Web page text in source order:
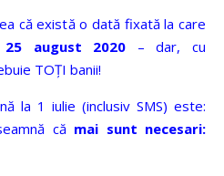
că există o dată fixată la care
25 august 2020 – dar, cu
TOȚI banii!
la 1 iulie (inclusiv SMS) este:
că mai sunt necesari: